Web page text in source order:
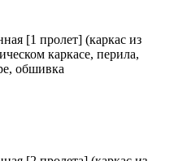
[1 пролет] (каркас из
каркасе, перила,
обшивка